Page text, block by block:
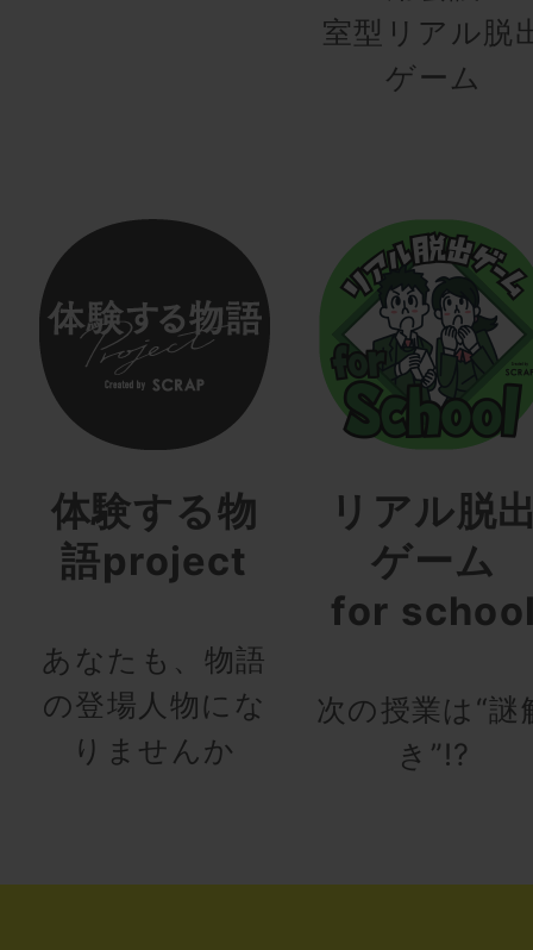
室型リアル脱
ゲーム
体験する物
語project
あなたも、物語
の登場人物にな
りませんか
リアル脱
ゲーム
for
次の授業は“謎
き”!?